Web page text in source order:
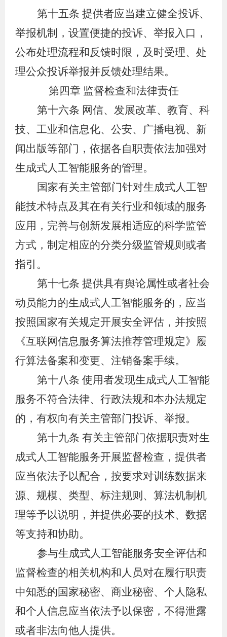
第十五条 提供者应当建立健全投诉、
举报机制，设置便捷的投诉、举报入口，
公布处理流程和反馈时限，及时受理、处
理公众投诉举报并反馈处理结果。
第四章 监督检查和法律责任
第十六条 网信、发展改革、教育、科
技、工业和信息化、公安、广播电视、新
闻出版等部门，依据各自职责依法加强对
生成式人工智能服务的管理。
国家有关主管部门针对生成式人工智
能技术特点及其在有关行业和领域的服务
应用，完善与创新发展相适应的科学监管
方式，制定相应的分类分级监管规则或者
指引。
第十七条 提供具有舆论属性或者社会
动员能力的生成式人工智能服务的，应当
按照国家有关规定开展安全评估，并按照
《互联网信息服务算法推荐管理规定》履
行算法备案和变更、注销备案手续。
第十八条 使用者发现生成式人工智能
服务不符合法律、行政法规和本办法规定
的，有权向有关主管部门投诉、举报。
第十九条 有关主管部门依据职责对生
成式人工智能服务开展监督检查，提供者
应当依法予以配合，按要求对训练数据来
源、规模、类型、标注规则、算法机制机
理等予以说明，并提供必要的技术、数据
等支持和协助。
参与生成式人工智能服务安全评估和
监督检查的相关机构和人员对在履行职责
中知悉的国家秘密、商业秘密、个人隐私
和个人信息应当依法予以保密，不得泄露
或者非法向他人提供。